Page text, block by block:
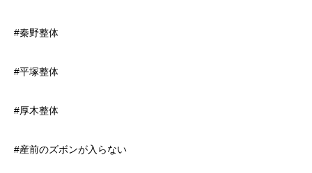
#秦野整体
#平塚整体
#厚木整体
#産前のズボンが入らない